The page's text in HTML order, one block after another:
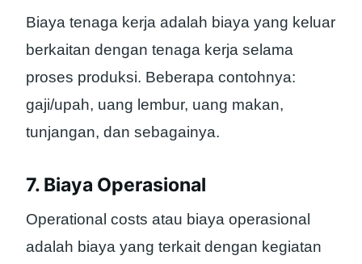
Biaya tenaga kerja adalah biaya yang keluar
berkaitan dengan tenaga kerja selama
proses produksi. Beberapa contohnya:
gaji/upah, uang lembur, uang makan,
tunjangan, dan sebagainya.
7. Biaya Operasional
Operational costs atau biaya operasional
adalah biaya yang terkait dengan kegiatan